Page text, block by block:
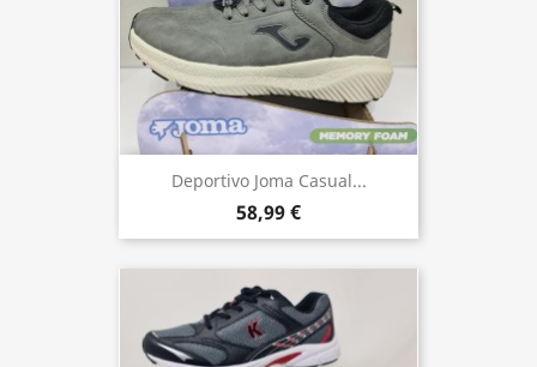
Deportivo Joma Casual...
58,99 €